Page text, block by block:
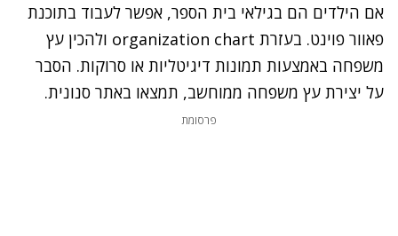
אם הילדים הם בגילאי בית הספר, אפשר לעבוד בתוכנת
פאוור פוינט. בעזרת organization chart ולהכין עץ
משפחה באמצעות תמונות דיגיטליות או סרוקות. הסבר
על יצירת עץ משפחה ממוחשב, תמצאו באתר סנונית.
פרסומת